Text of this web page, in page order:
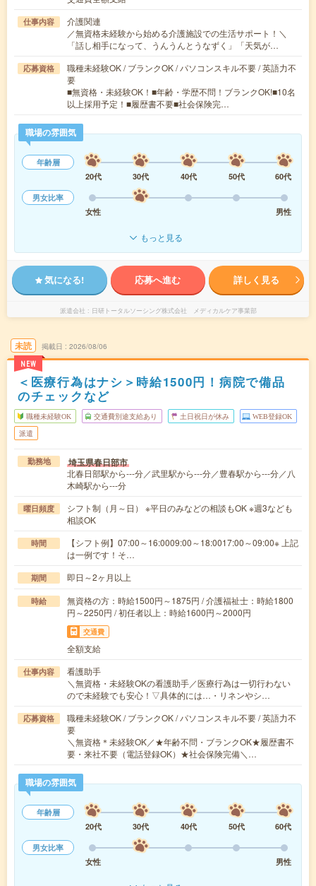
仕事内容
介護関連
／無資格未経験から始める介護施設での生活サポート！＼
「話し相手になって、うんうんとうなずく」「天気が…
応募資格
職種未経験OK / ブランクOK / パソコンスキル不要 / 英語力不
要
■無資格・未経験OK！■年齢・学歴不問！ブランクOK!■10名
以上採用予定！■履歴書不要■社会保険完…
職場の雰囲気
年齢層
20代
30代 40代 50代
60代
男女比率
女性
男性
もっと見る
気になる! 応募へ進む 詳しく見る
派遣会社 日研トータルソーシング株式会社 メディカルケア事業部
未読
NEW
掲載日 2026/08/06
＜医療行為はナシ＞時給1500円！病院で備品
のチェックなど
職種未経験OK 交通費別途支給あり 土日祝日が休み WEB登録OK
派遣
勤務地 埼玉県春日部市
北春日部駅から---分／武里駅から---分／豊春駅から---分／八
木崎駅から---分
曜日頻度
シフト制（月～日） ※平日のみなどの相談もOK ※週3なども
相談OK
時間
【シフト例】07:00～16:0009:00～18:0017:00～09:00※ 上記
は一例です！そ…
期間 即日～2ヶ月以上
時給
無資格の方：時給1500円～1875円 / 介護福祉士：時給1800
円～2250円 / 初任者以上：時給1600円～2000円
交通費
全額支給
仕事内容
看護助手
＼無資格・未経験OKの看護助手／医療行為は一切行わない
ので未経験でも安心！▽具体的には…・リネンやシ…
応募資格
職種未経験OK / ブランクOK / パソコンスキル不要 / 英語力不
要
＼無資格＊未経験OK／★年齢不問・ブランクOK★履歴書不
要・来社不要（電話登録OK）★社会保険完備＼…
職場の雰囲気
年齢層
20代
30代 40代 50代
60代
男女比率
女性
男性